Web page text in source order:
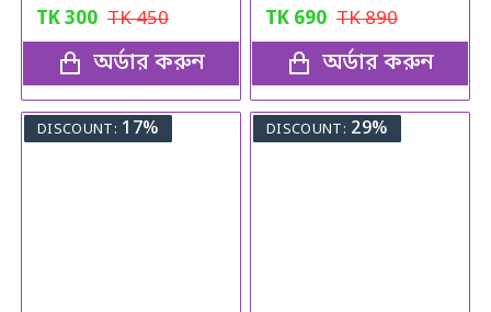
TK300 TK450
অর্ডার করুন
TK 690 TK890
অর্ডার করুন
DISCOUNT: 17% DISCOUNT: 29%